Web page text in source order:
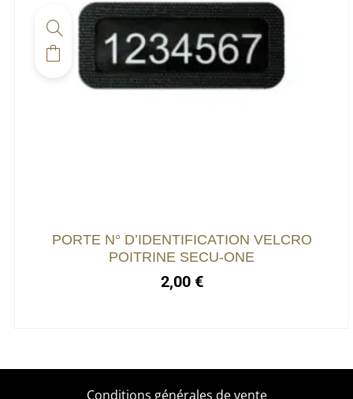
PORTE N° D’IDENTIFICATION VELCRO
POITRINE SECU-ONE
2,00 €
Conditions générales de vente